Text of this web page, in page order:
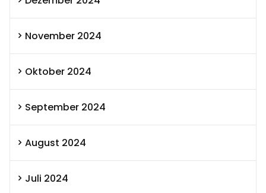
November 2024
Oktober 2024
September 2024
August 2024
Juli 2024